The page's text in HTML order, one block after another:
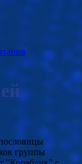
группы